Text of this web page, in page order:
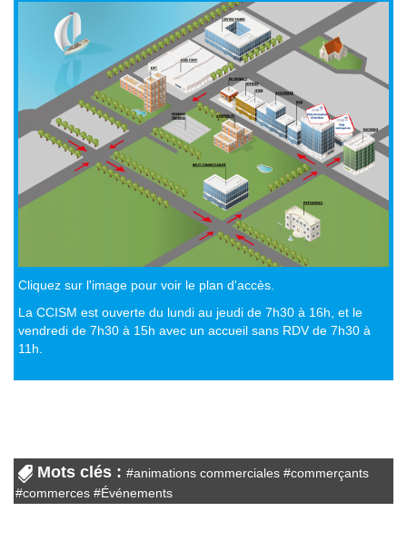
Cliquez sur l'image pour voir le plan d'accès.
La CCISM est ouverte du lundi au jeudi de 7h30 à 16h, et le
vendredi de 7h30 à 15h avec un accueil sans RDV de 7h30 à
11h.
Mots clés : #animations commerciales #commerçants
#commerces #Événements